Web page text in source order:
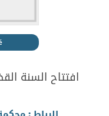
افتتاح السنة